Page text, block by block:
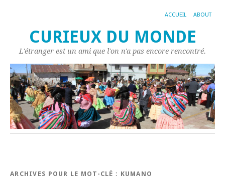
ACCUEIL ABOUT
CURIEUX DU MONDE
L'étranger est un ami que l'on n'a pas encore rencontré.
ARCHIVES POUR LE MOT-CLÉ : KUMANO